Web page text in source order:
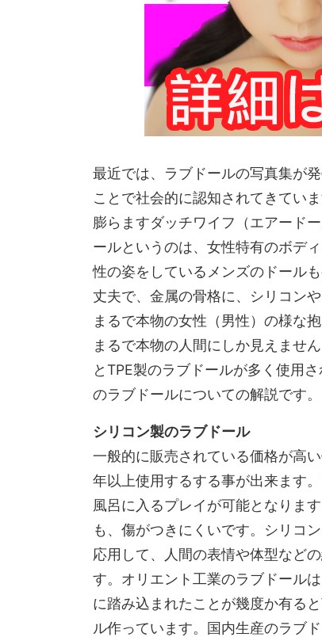
最近では、ラブドールの写真集が
ことで社会的に認知されてきてい
膨らますダッチワイフ（エアード
ールというのは、女性特有のボデ
性の姿をしているメンズのドール
丈夫で、金属の骨格に、シリコン
まるで本物の女性（男性）の様な
まるで本物の人間にしか見えませ
とTPE製のラブドールが多く使用
のラブドールについての解説です。
シリコン製のラブドール
一般的に販売されている価格が高
年以上使用するする事が出来ます
風呂に入るプレイが可能となりま
も、傷がつきにくいです。シリコ
応用して、人間の表情や体型など
す。オリエント工業のラブドール
に踏み込まれたことが幾度か有る
ル作っています。国内生産のラブ